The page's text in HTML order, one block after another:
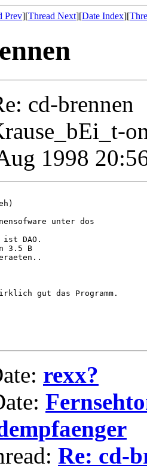
Prev][Thread Next][Date Index][
cd-brennen
1998
unter dos
DAO.
3.5 B
gut das Programm.
rexx?
Re: cd-